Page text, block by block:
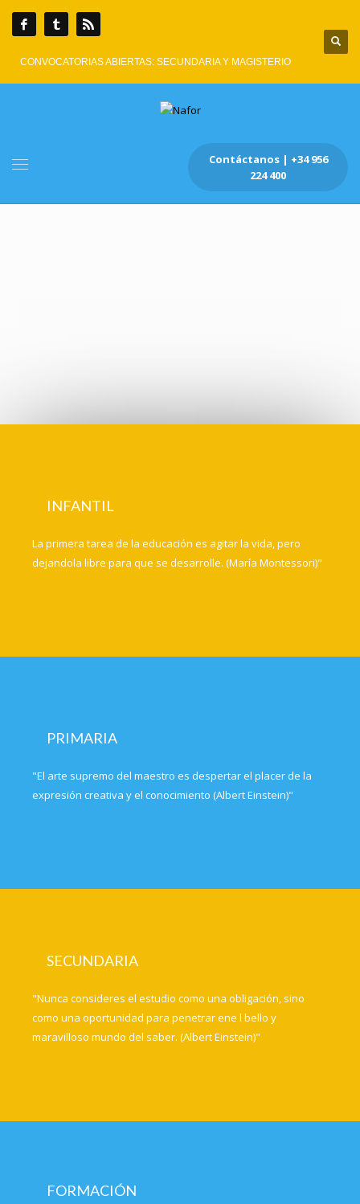
CONVOCATORIAS ABIERTAS: SECUNDARIA Y MAGISTERIO
Contáctanos | +34 956
224 400
INFANTIL
La primera tarea de la educación es agitar la vida, pero
dejandola libre para que se desarrolle. (María Montessori)"
PRIMARIA
"El arte supremo del maestro es despertar el placer de la
expresión creativa y el conocimiento (Albert Einstein)"
SECUNDARIA
"Nunca consideres el estudio como una obligación, sino
como una oportunidad para penetrar ene l bello y
maravilloso mundo del saber. (Albert Einstein)"
FORMACIÓN